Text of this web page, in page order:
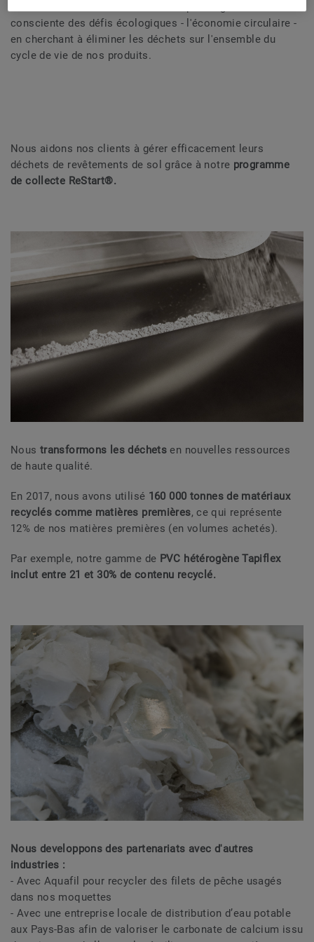
consciente des défis écologiques - l'économie circulaire -
en cherchant à éliminer les déchets sur l'ensemble du
cycle de vie de nos produits.
Nous aidons nos clients à gérer efficacement leurs
déchets de revêtements de sol grâce à notre programme
de collecte ReStart®.
Nous transformons les déchets en nouvelles ressources
de haute qualité.
En 2017, nous avons utilisé 160 000 tonnes de matériaux
recyclés comme matières premières, ce qui représente
12% de nos matières premières (en volumes achetés).
Par exemple, notre gamme de PVC hétérogène Tapiflex
inclut entre 21 et 30% de contenu recyclé.
Nous developpons des partenariats avec d'autres
industries :
- Avec Aquafil pour recycler des filets de pêche usagés
dans nos moquettes
- Avec une entreprise locale de distribution d’eau potable
aux Pays-Bas afin de valoriser le carbonate de calcium issu